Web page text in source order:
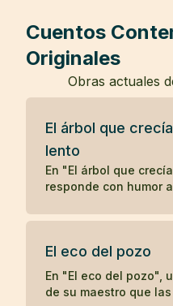
estas verdades.
Cuentos
Originales
Obras actuales
El árbol que crecía
lento
En "El árbol que
responde con humor
verdadero no se
El eco del pozo
En "El eco del pozo",
de su maestro que